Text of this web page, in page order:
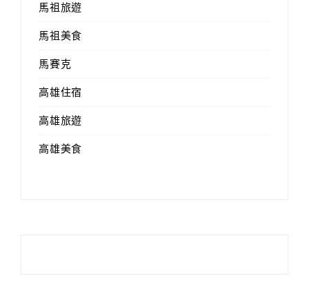
馬祖旅遊
馬祖美食
馬賽克
高雄住宿
高雄旅遊
高雄美食